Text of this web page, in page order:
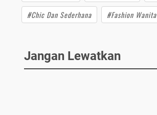
#Chic Dan Sederhana
#Fashion Wanita
Jangan Lewatkan